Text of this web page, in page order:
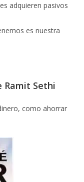
adquieren pasivos
es nuestra
Ramit Sethi
como ahorrar